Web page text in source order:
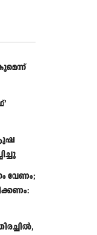
വേണം;